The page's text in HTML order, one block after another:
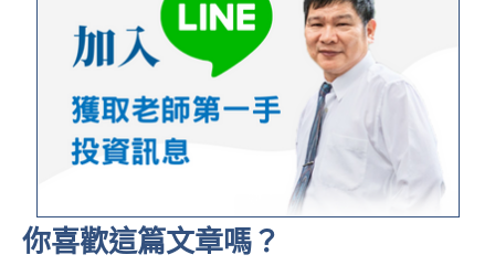
你喜歡這篇文章嗎？